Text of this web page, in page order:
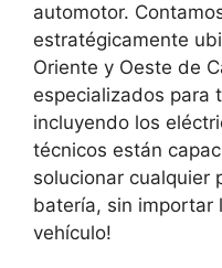
automotor.
estratégicamente
Oriente y Oeste de
especializados para
incluyendo los
técnicos están
solucionar cualquier
batería, sin importar
vehículo!